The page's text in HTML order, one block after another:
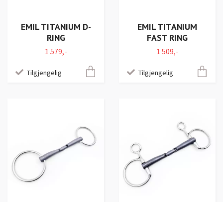
EMIL TITANIUM D-
RING
1 579,-
Tilgjengelig
EMIL TITANIUM
FAST RING
1 509,-
Tilgjengelig